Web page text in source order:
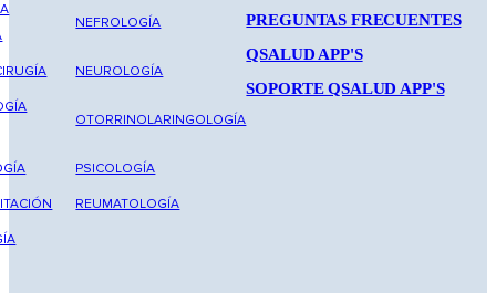
NEFROLOGÍA
NEUROLOGÍA
OTORRINOLARINGOLOGÍA
PSICOLOGÍA
REUMATOLOGÍA
PREGUNTAS FRECUENTES
QSALUD APP'S
SOPORTE QSALUD APP'S